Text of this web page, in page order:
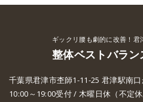
ギックリ腰も劇的に改善！君
整体ベストバラン
千葉県君津市杢師1-11-25 君津駅南
10:00～19:00受付 / 木曜日休（不定